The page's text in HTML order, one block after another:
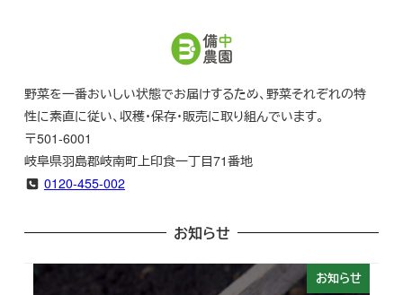
野菜を一番おいしい状態でお届けするため、野菜それぞれの特
性に素直に従い、収穫・保存・販売に取り組んでいます。
〒501-6001
岐阜県羽島郡岐南町上印食一丁目71番地
0120-455-002
お知らせ
お知らせ